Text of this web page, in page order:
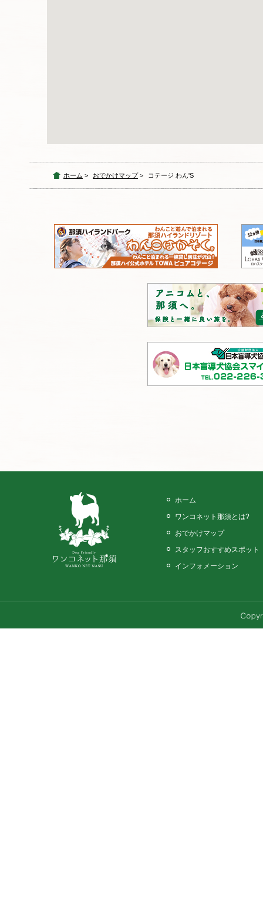
ホーム > おでかけマップ> コテージ わん'S
ホーム
ワンコネット那須とは?
おでかけマップ
スタッフおすすめスポット
インフォメーション